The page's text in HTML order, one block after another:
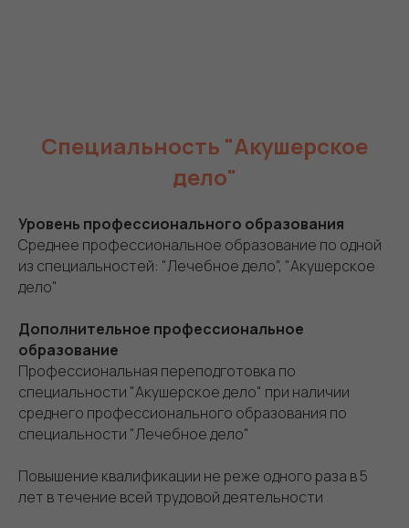
Специальность "Акушерское
дело"
Уровень профессионального образования
Среднее профессиональное образование по одной
из специальностей: "Лечебное дело", "Акушерское
дело"
Дополнительное профессиональное
образование
Профессиональная переподготовка по
специальности "Акушерское дело" при наличии
среднего профессионального образования по
специальности "Лечебное дело"
Повышение квалификации не реже одного раза в 5
лет в течение всей трудовой деятельности